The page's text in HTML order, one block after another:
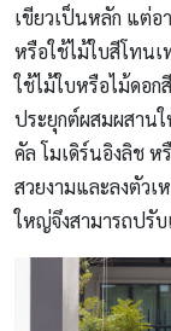
เขียวเป็นหลัก แต่อ
หรือใช้ไม้ใบสีโทน
ใช้ไม้ใบหรือไม้ดอก
ประยุกต์ผสมผสาน
คัล โมเดิร์นอิงลิช ห
สวยงามและลงตัว
ใหญ่จึงสามารถปรั